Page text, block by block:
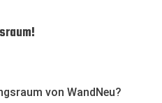
von WandNeu?